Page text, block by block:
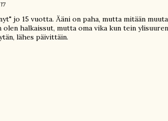
jo 15 vuotta. Ääni on paha, mutta mitään
halkaissut, mutta oma vika kun tein ylisuuren
lähes päivittäin.